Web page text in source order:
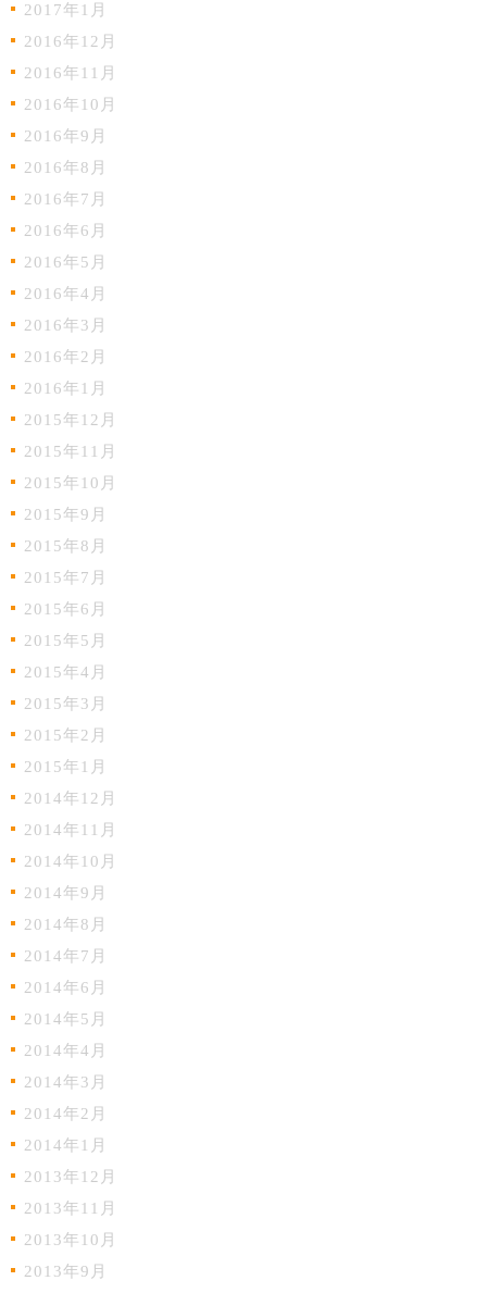
2017年1月
2016年12月
2016年11月
2016年10月
2016年9月
2016年8月
2016年7月
2016年6月
2016年5月
2016年4月
2016年3月
2016年2月
2016年1月
2015年12月
2015年11月
2015年10月
2015年9月
2015年8月
2015年7月
2015年6月
2015年5月
2015年4月
2015年3月
2015年2月
2015年1月
2014年12月
2014年11月
2014年10月
2014年9月
2014年8月
2014年7月
2014年6月
2014年5月
2014年4月
2014年3月
2014年2月
2014年1月
2013年12月
2013年11月
2013年10月
2013年9月